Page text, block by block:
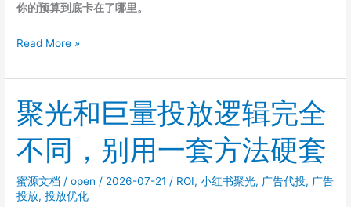
你的预算到底卡在了哪里。
小
书
聚
光
低
预
算
账
Read More »
聚光和巨量投放逻辑完全
不同，别用一套方法硬套
蜜源文档 /open/ 2026-07-21/ ROI,小红书聚光, 广告代投, 广告
投放,投放优化